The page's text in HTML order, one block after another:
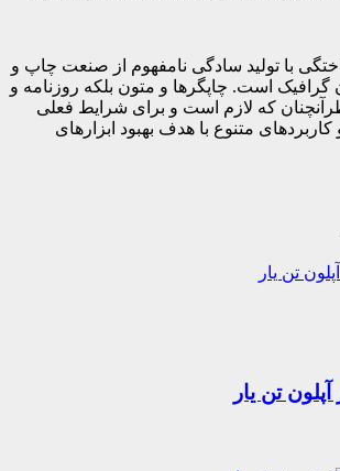
با تولید سادگی نامفهوم از صنعت چاپ و
گرافیک است. چاپگرها و متون بلکه روزنامه و
که لازم است و برای شرایط فعلی
کاربردهای متنوع با هدف بهبود ابزارهای
تن یار